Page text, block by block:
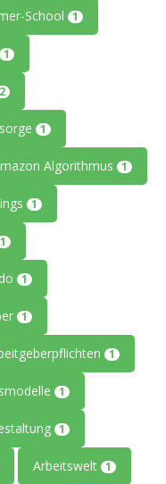
School 1
1
2
1
Algorithmus 1
1
1
1
1
1
1
1
Arbeitswelt 1